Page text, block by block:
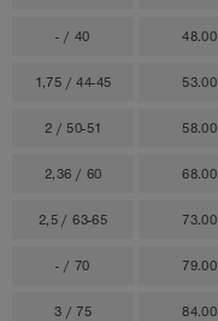
- / 40 48.00
1,75 / 44-45 53.00
2 / 50-51 58.00
2,36 / 60 68.00
2,5 / 63-65 73.00
- / 70 79.00
3 / 75 84.00